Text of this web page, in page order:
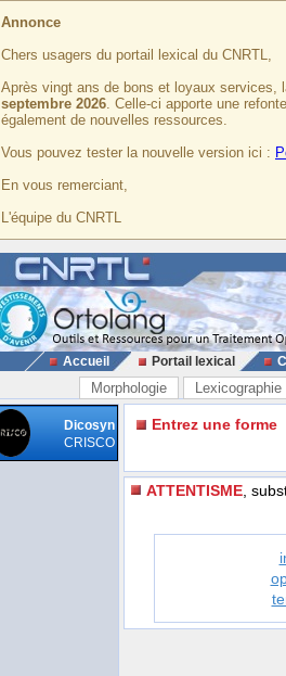
Annonce
Chers usagers du portail lexical du CNRTL,
Après vingt ans de bons et loyaux services,
septembre 2026. Celle-ci apporte une
également de nouvelles ressources.
Vous pouvez tester la nouvelle version ici :
En vous remerciant,
L'équipe du CNRTL
Accueil Portail lexical
Morphologie Lexicographie
Dicosyn
CRISCO
Entrez une forme
ATTENTISME ,